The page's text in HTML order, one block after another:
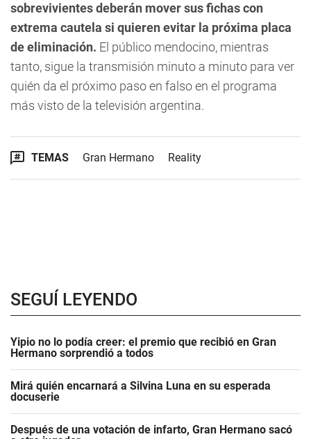
sobrevivientes deberán mover sus fichas con
extrema cautela si quieren evitar la próxima placa
de eliminación. El público mendocino, mientras
tanto, sigue la transmisión minuto a minuto para ver
quién da el próximo paso en falso en el programa
más visto de la televisión argentina.
TEMAS Gran Hermano Reality
SEGUÍ LEYENDO
Yipio no lo podía creer: el premio que recibió en Gran
Hermano sorprendió a todos
Mirá quién encarnará a Silvina Luna en su esperada
docuserie
Después de una votación de infarto, Gran Hermano sacó